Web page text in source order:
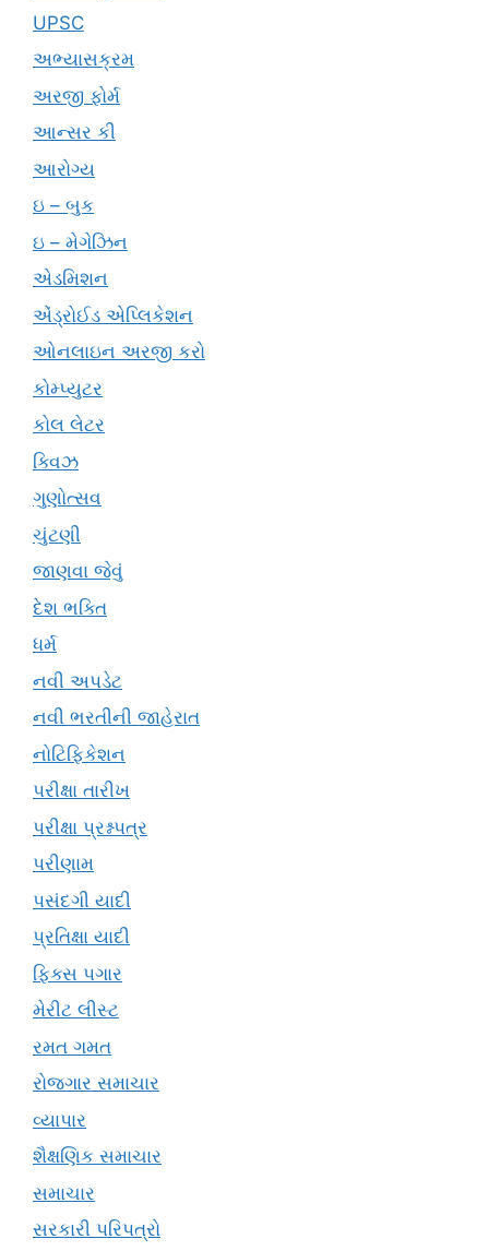
UPSC
અભ્યાસક્રમ
અરજી ફોર્મ
આન્સર કી
આરોગ્ય
ઇ – બુક
ઇ – મેગેઝિન
એડમિશન
એંડ્રોઈડ એપ્લિકેશન
ઓનલાઇન અરજી કરો
કોમ્પ્યુટર
કોલ લેટર
ક્વિઝ
ગુણોત્સવ
ચુંટણી
જાણવા જેવું
દેશ ભક્તિ
ધર્મ
નવી અપડેટ
નવી ભરતીની જાહેરાત
નોટિફિકેશન
પરીક્ષા તારીખ
પરીક્ષા પ્રશ્નપત્ર
પરીણામ
પસંદગી યાદી
પ્રતિક્ષા યાદી
ફિક્સ પગાર
મેરીટ લીસ્ટ
રમત ગમત
રોજગાર સમાચાર
વ્યાપાર
શૈક્ષણિક સમાચાર
સમાચાર
સરકારી પરિપત્રો